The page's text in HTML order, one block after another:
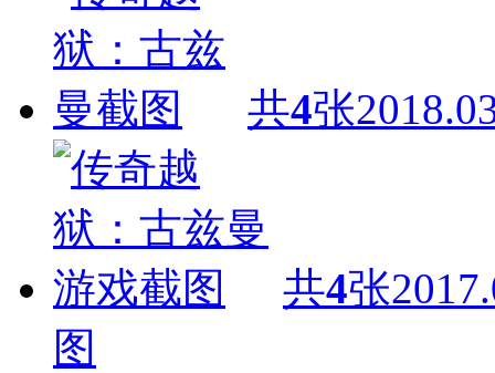
共4张
共4张
图